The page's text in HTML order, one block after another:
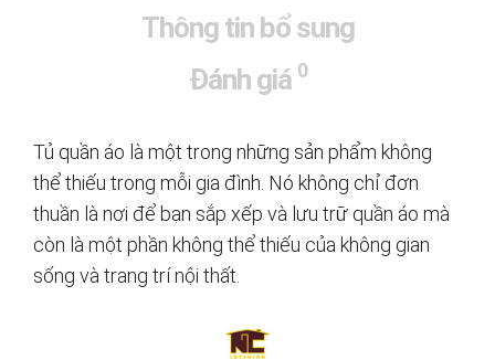
Thông tin bổ sung
Đánh giá 0
Tủ quần áo là một trong những sản phẩm không
thể thiếu trong mỗi gia đình. Nó không chỉ đơn
thuần là nơi để bạn sắp xếp và lưu trữ quần áo mà
còn là một phần không thể thiếu của không gian
sống và trang trí nội thất.